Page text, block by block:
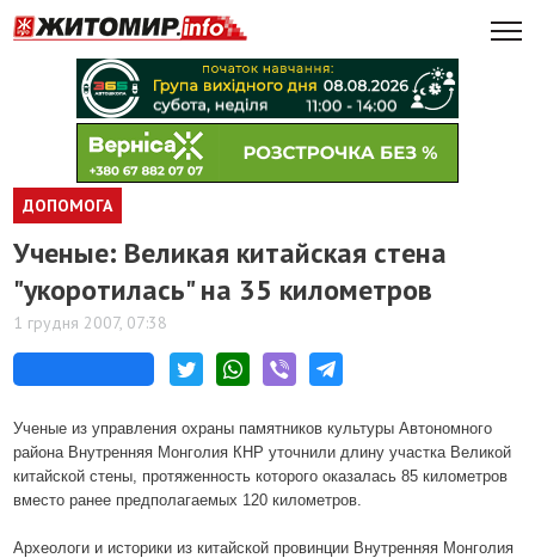
ДОПОМОГА
Ученые: Великая китайская стена
"укоротилась" на 35 километров
1 грудня 2007, 07:38
Ученые из управления охраны памятников культуры Автономного
района Внутренняя Монголия КНР уточнили длину участка Великой
китайской стены, протяженность которого оказалась 85 километров
вместо ранее предполагаемых 120 километров.
Археологи и историки из китайской провинции Внутренняя Монголия